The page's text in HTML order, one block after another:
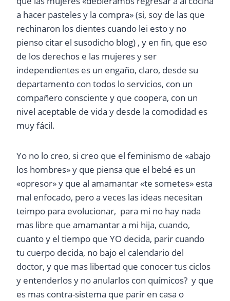
a hacer pasteles y la compra» (si, soy de las que
rechinaron los dientes cuando lei esto y no
pienso citar el susodicho blog) , y en fin, que eso
de los derechos e las mujeres y ser
independientes es un engaño, claro, desde su
departamento con todos lo servicios, con un
compañero consciente y que coopera, con un
nivel aceptable de vida y desde la comodidad es
muy fácil.
Yo no lo creo, si creo que el feminismo de «abajo
los hombres» y que piensa que el bebé es un
«opresor» y que al amamantar «te sometes» esta
mal enfocado, pero a veces las ideas necesitan
teimpo para evolucionar, para mi no hay nada
mas libre que amamantar a mi hija, cuando,
cuanto y el tiempo que YO decida, parir cuando
tu cuerpo decida, no bajo el calendario del
doctor, y que mas libertad que conocer tus ciclos
y entenderlos y no anularlos con químicos? y que
es mas contra-sistema que parir en casa o